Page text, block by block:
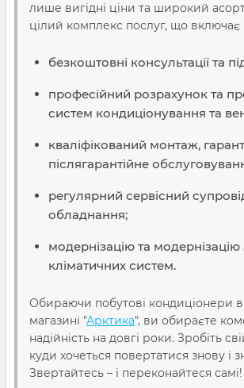
лише вигідні ціни та широкий
цілий комплекс послуг, що включає
безкоштовні консультації та
професійний розрахунок та
систем кондиціонування та
кваліфікований монтаж,
післягарантійне
регулярний сервісний
обладнання;
модернізацію та модернізацію
кліматичних систем.
Обираючи побутові кондиціонери в
магазині "Арктика", ви обираєте
надійність на довгі роки. Зробіть
куди хочеться повертатися знову і
Звертайтесь – і переконайтеся